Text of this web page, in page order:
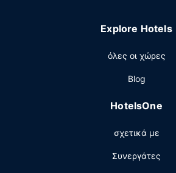
μεταξύ 6:00 π.μ. - 9:30 π.μ. και τα
Στις σημαντικές παροχές
κέντρο που λειτουργεί 24 ώρες το
Explore Hotels
όλες οι χώρες
Blog
HotelsOne
σχετικά με
Συνεργάτες